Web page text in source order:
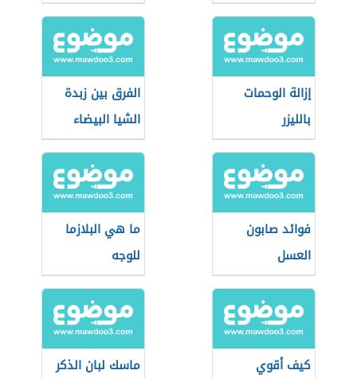
إزالة الوحمات
بالليزر
الفرق بين زبدة
الشيا البيضاء
والصفراء
فوائد صابون
العسل
ما هي البلازما
للوجه
كيف أقوي
ماسك لبان الذكر